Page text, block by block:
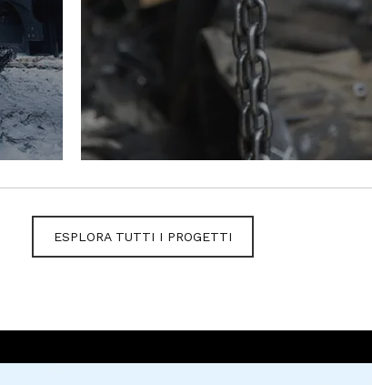
ESPLORA TUTTI I PROGETTI